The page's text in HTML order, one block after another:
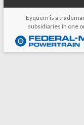
Eyquem is a
subsidiaries in one